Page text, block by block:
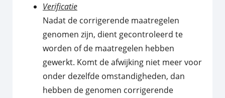
Verificatie
Nadat de corrigerende maatregelen
genomen zijn, dient gecontroleerd te
worden of de maatregelen hebben
gewerkt. Komt de afwijking niet meer voor
onder dezelfde omstandigheden, dan
hebben de genomen corrigerende